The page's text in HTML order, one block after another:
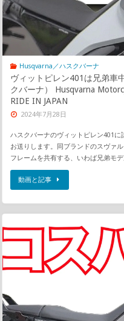
Husqvarna／ハスクバーナ
ヴィットピレン401は兄弟車
クバーナ） Husqvarna
RIDE IN JAPAN
2024年7月28日
ハスクバーナのヴィットピレン401
お送りします。同ブランドのスヴァ
フレームを共有する、いわば兄弟モ
動画と記事